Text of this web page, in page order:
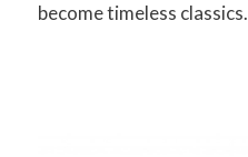
become timeless classics.